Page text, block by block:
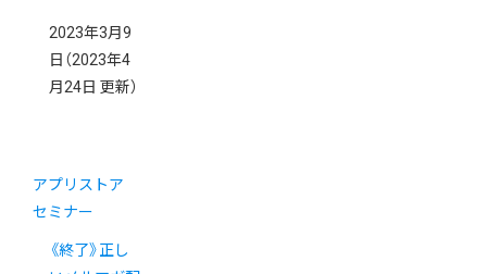
2023年3月9
日 （2023年4
月24日 更新）
アプリストア
セミナー
《終了》正し